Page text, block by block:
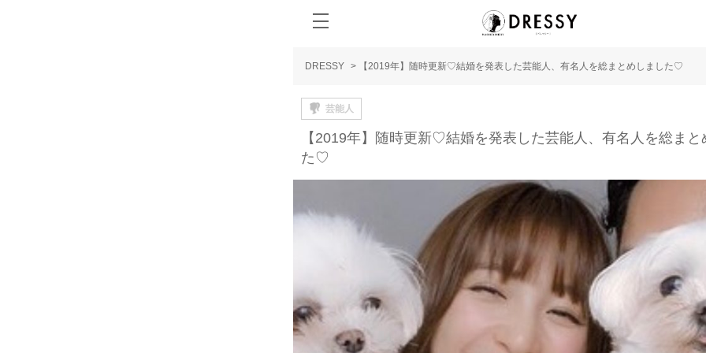
DRESSY > 【2019年】随時更新♡結婚を発表した芸能人、有名人を総まとめしました♡
芸能人
【2019年】随時更新♡結婚を発表した芸能人、有名人を総まと
た♡